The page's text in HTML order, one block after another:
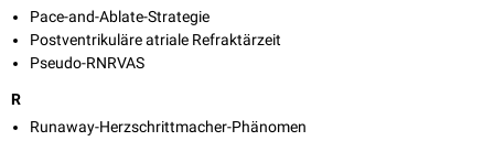
Pace-and-Ablate-Strategie
Postventrikuläre atriale Refraktärzeit
Pseudo-RNRVAS
R
Runaway-Herzschrittmacher-Phänomen